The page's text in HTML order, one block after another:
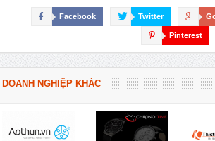
Facebook Twitter
Pinterest
DOANH NGHIỆP KHÁC